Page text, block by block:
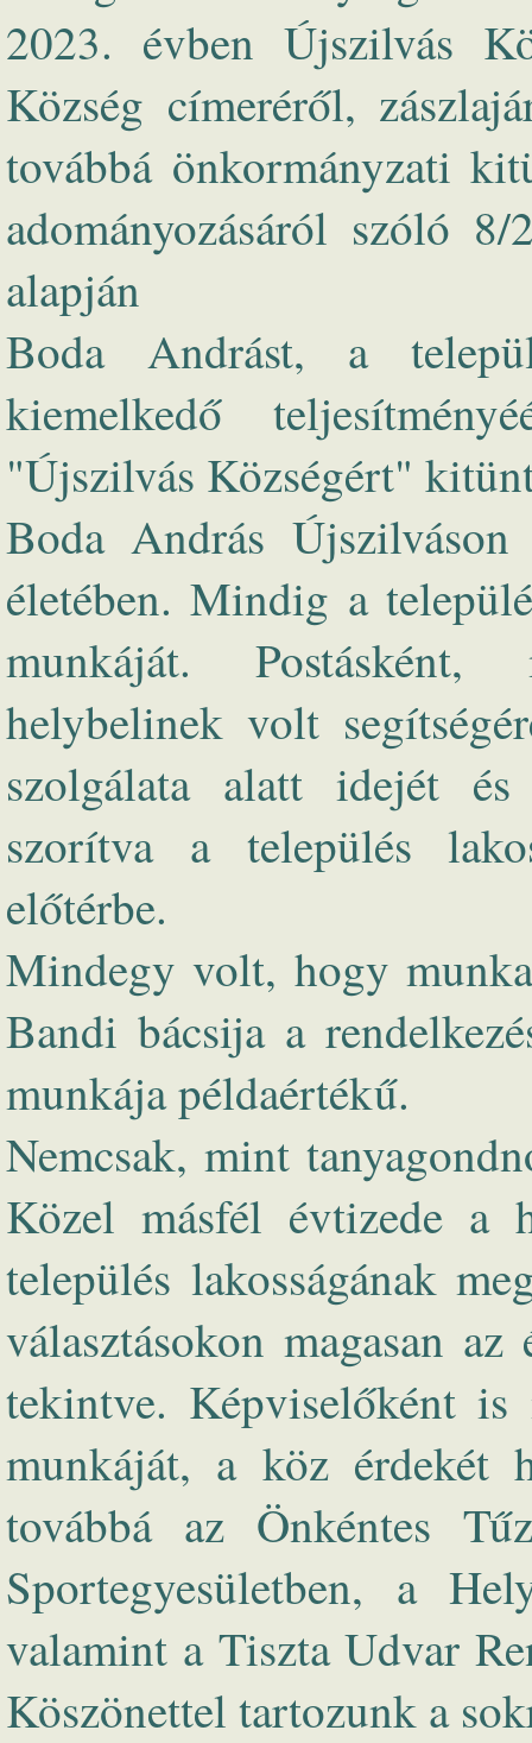
2023. évben Újszilvás
Község címeréről,
továbbá önkormányzati
adományozásáról szóló
alapján
Boda Andrást, a
kiemelkedő
"Újszilvás Községért"
Boda András Újszilváson
életében. Mindig a
munkáját. Postásként,
helybelinek volt
szolgálata alatt idejét
szorítva a település
előtérbe.
Mindegy volt, hogy
Bandi bácsija a
munkája példaértékű.
Nemcsak, mint
Közel másfél évtizede a
település lakosságának
választásokon magasan
tekintve. Képviselőként is
munkáját, a köz érdekét
továbbá az Önkéntes
Sportegyesületben, a
valamint a Tiszta Udvar
Köszönettel tartozunk a